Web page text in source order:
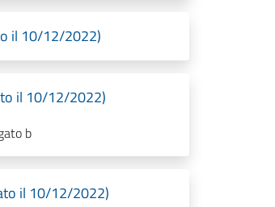
il 10/12/2022)
il 10/12/2022)
b
il 10/12/2022)